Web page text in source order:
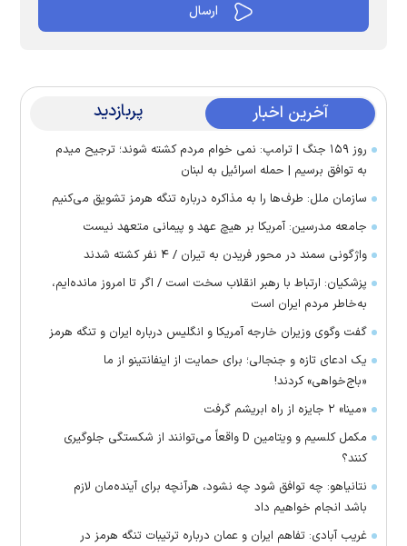
آخرین اخبار پربازدید
روز ۱۵۹ جنگ | ترامپ: نمی خوام مردم کشته شوند؛ ترجیح میدم
به توافق برسیم | حمله اسرائیل به لبنان
سازمان ملل: طرف‌ها را به مذاکره درباره تنگه هرمز تشویق می‌کنیم
جامعه مدرسین: آمریکا بر هیچ عهد و پیمانی متعهد نیست
واژگونی سمند در محور فریدن به تیران / ۴ نفر کشته شدند
پزشکیان: ارتباط با رهبر انقلاب سخت است / اگر تا امروز مانده‌ایم،
به‌خاطر مردم ایران است
گفت وگوی وزیران خارجه آمریکا و انگلیس درباره ایران و تنگه هرمز
یک ادعای تازه و جنجالی؛ برای حمایت از اینفانتینو از ما
«باج‌خواهی» کردند!
«مینا» ۲ جایزه از راه ابریشم گرفت
مکمل کلسیم و ویتامین D واقعاً می‌توانند از شکستگی جلوگیری
کنند؟
نتانیاهو: چه توافق شود چه نشود، هرآنچه برای آینده‌مان لازم
باشد انجام خواهیم داد
غریب آبادی: تفاهم ایران و عمان درباره ترتیبات تنگه هرمز در